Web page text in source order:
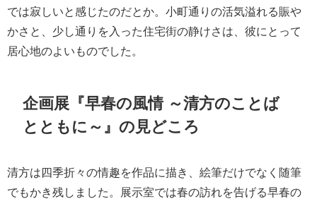
では寂しいと感じたのだとか。小町通りの活気溢れる賑や
かさと、少し通りを入った住宅街の静けさは、彼にとって
居心地のよいものでした。
企画展『早春の風情 ～清方のことば
とともに～』の見どころ
清方は四季折々の情趣を作品に描き、絵筆だけでなく随筆
でもかき残しました。展示室では春の訪れを告げる早春の